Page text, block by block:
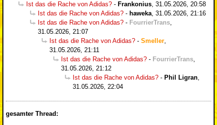
Ist das die Rache von Adidas? - Frankonius, 31.05.2026, 20:58
Ist das die Rache von Adidas? - haweka, 31.05.2026, 21:16
Ist das die Rache von Adidas? - FourrierTrans,
31.05.2026, 21:07
Ist das die Rache von Adidas? - Smeller,
31.05.2026, 21:11
Ist das die Rache von Adidas? - FourrierTrans,
31.05.2026, 21:12
Ist das die Rache von Adidas? - Phil Ligran,
31.05.2026, 22:04
gesamter Thread: